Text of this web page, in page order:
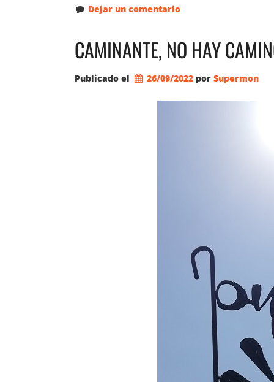
Dejar un comentario
CAMINANTE, NO HAY
Publicado el 26/09/2022 por Supermon